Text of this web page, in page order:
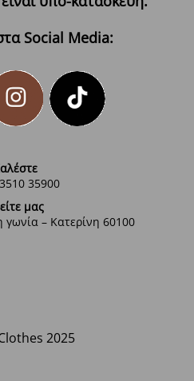
Social Media:
35900
μας
– Κατερίνη 60100
2025